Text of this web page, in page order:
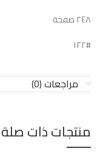
٢٤٨ صفحة
#١٢٢
مراجعات (0)
منتجات ذات صلة